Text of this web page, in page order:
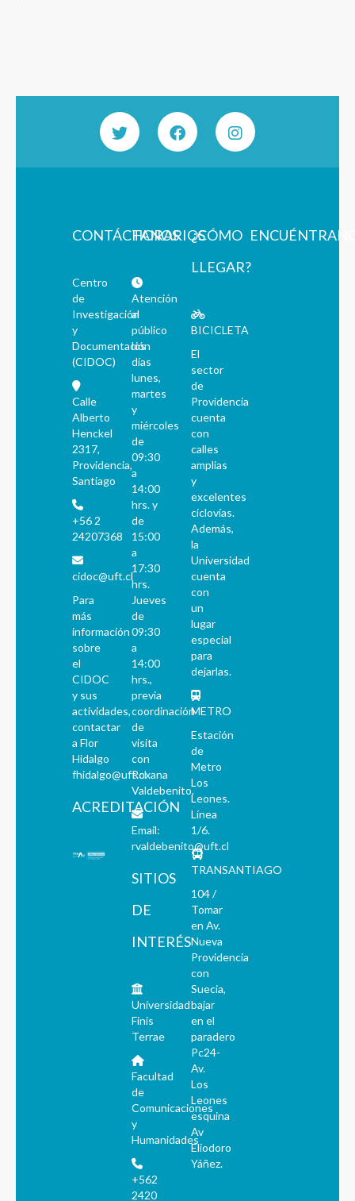
CONTÁCTANOS
Centro
de
Investigación
y
Documentación
(CIDOC)
Calle
Alberto
Henckel
2317,
Providencia,
Santiago
+56 2
24207368
cidoc@uft.cl
Para
más
información
sobre
el
CIDOC
y sus
actividades,
contactar
a Flor
Hidalgo
fhidalgo@uft.cl
ACREDITACIÓN
HORARIOS
Atención
al
público
los
días
lunes,
martes
y
miércoles
de
09:30
a
14:00
hrs. y
de
15:00
a
17:30
hrs.
Jueves
de
09:30
a
14:00
hrs.,
previa
coordinación
de
visita
con
Roxana
Valdebenito.
Email:
rvaldebenito@uft.cl
SITIOS
DE
INTERÉS
Universidad
Finis
Terrae
Facultad
de
Comunicaciones
y
Humanidades
+562
2420
¿CÓMO
LLEGAR?
BICICLETA
El
sector
de
Providencia
cuenta
con
calles
amplias
y
excelentes
ciclovías.
Además,
la
Universidad
cuenta
con
un
lugar
especial
para
dejarlas.
METRO
Estación
de
Metro
Los
Leones.
Línea
1/6.
TRANSANTIAGO
104 /
Tomar
en Av.
Nueva
Providencia
con
Suecia,
bajar
en el
paradero
Pc24-
Av.
Los
Leones
esquina
Av
Eliodoro
Yáñez.